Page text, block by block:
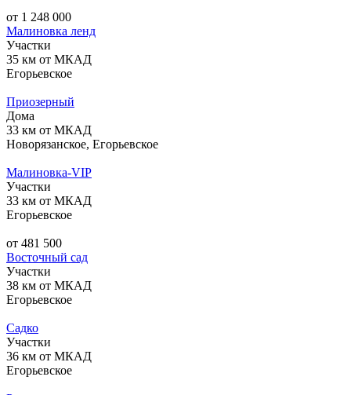
от 1 248 000
Малиновка ленд
Участки
35 км от МКАД
Егорьевское
Приозерный
Дома
33 км от МКАД
Новорязанское, Егорьевское
Малиновка-VIP
Участки
33 км от МКАД
Егорьевское
от 481 500
Восточный сад
Участки
38 км от МКАД
Егорьевское
Садко
Участки
36 км от МКАД
Егорьевское